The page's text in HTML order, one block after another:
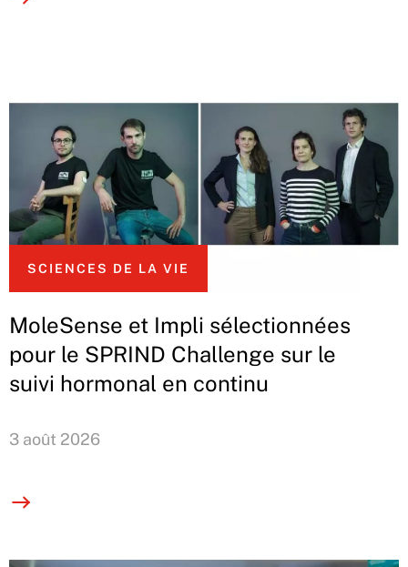
SCIENCES DE LA VIE
MoleSense et Impli sélectionnées
pour le SPRIND Challenge sur le
suivi hormonal en continu
3 août 2026